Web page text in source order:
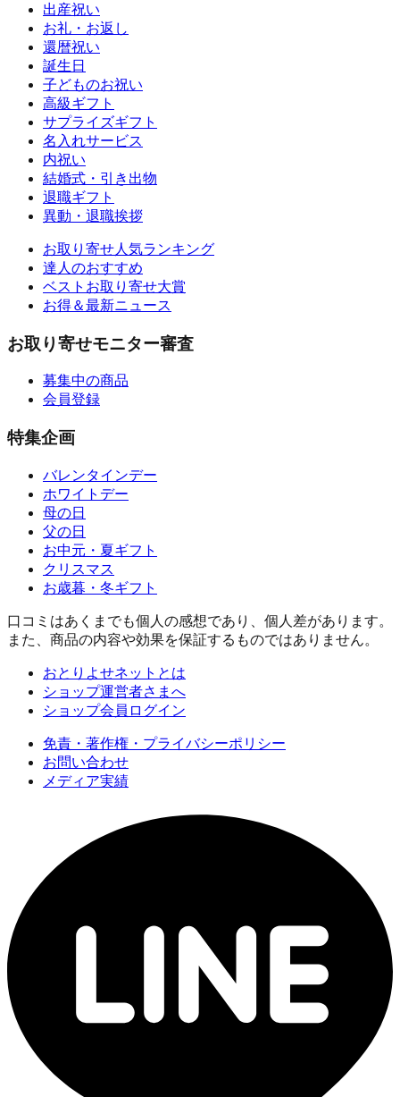
出産祝い
お礼・お返し
還暦祝い
誕生日
子どものお祝い
高級ギフト
サプライズギフト
名入れサービス
内祝い
結婚式・引き出物
退職ギフト
異動・退職挨拶
お取り寄せ人気ランキング
達人のおすすめ
ベストお取り寄せ大賞
お得＆最新ニュース
お取り寄せモニター審査
募集中の商品
会員登録
特集企画
バレンタインデー
ホワイトデー
母の日
父の日
お中元・夏ギフト
クリスマス
お歳暮・冬ギフト
口コミはあくまでも個人の感想であり、個人差があります。
また、商品の内容や効果を保証するものではありません。
おとりよせネットとは
ショップ運営者さまへ
ショップ会員ログイン
免責・著作権・プライバシーポリシー
お問い合わせ
メディア実績